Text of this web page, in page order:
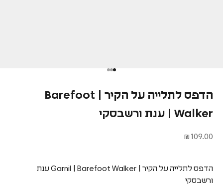
הדפס לתלייה על הקיר | Barefoot
Walker | ענת ורשבסקי
מחיר מבצע
109.00 ₪
הדפס לתלייה על הקיר | Garnil | Barefoot Walker ענת
ורשבסקי